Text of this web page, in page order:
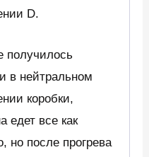
D.
получилось
в нейтральном
коробки,
едет все как
но после прогрева